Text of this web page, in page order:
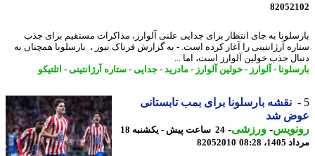
به جای انتظار برای جدایی علنی آلوارز، مذاکرات مستقیم برای جذب
آرژانتینی را آغاز کرده است. - به گزارش فرتاک نیوز ، بارسلونا همچنان به
جذب خولین آلوارز است، اما ...
-آلوارز- خولین آلوارز- مادرید- جدایی- ستاره آرژانتینی-اتلتیکو
نقشه بارسلونا برای بمب تابستانی
شد
-ورزشی-
24 ساعت پیش - یکشنبه 18
08:28
82052010